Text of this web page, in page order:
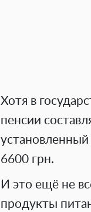
Хотя в
пенсии
6600 грн.
И это ещё не
продукты